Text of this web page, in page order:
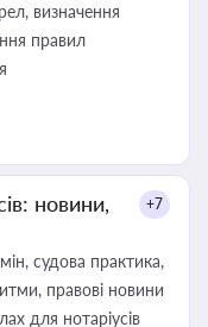
визначення
правил
новини,
+7
судова практика,
правові новини
для нотаріусів